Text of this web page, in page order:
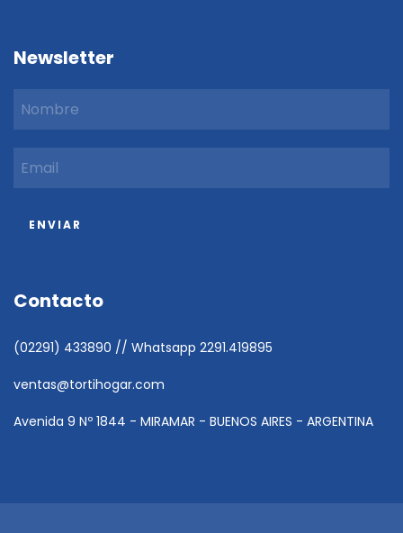
Newsletter
Contacto
(02291) 433890 // Whatsapp 2291.419895
ventas@tortihogar.com
Avenida 9 Nº 1844 - MIRAMAR - BUENOS AIRES - ARGENTINA